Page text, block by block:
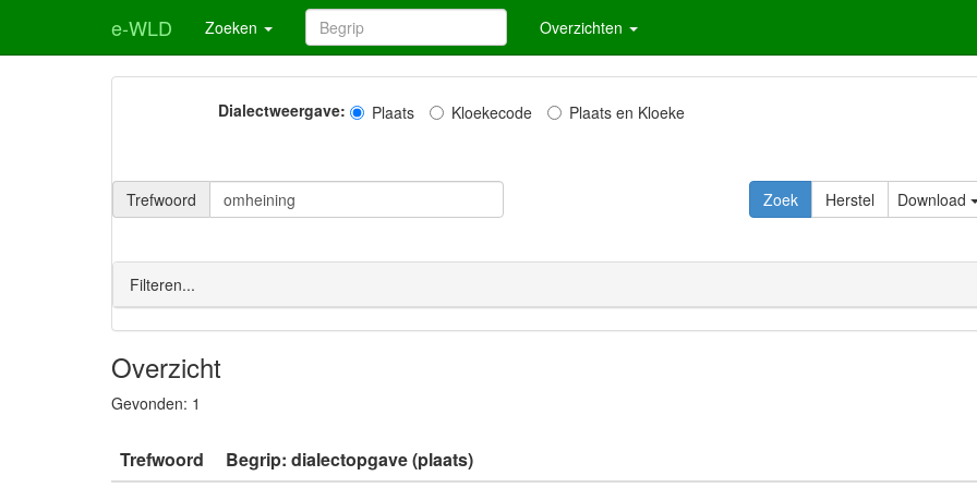
e-WLD Zoeken Overzichten
Dialectweergave: Plaats Kloekecode Plaats en Kloeke
Trefwoord Download
Filteren...
Overzicht
Gevonden: 1
Trefwoord Begrip: dialectopgave (plaats)